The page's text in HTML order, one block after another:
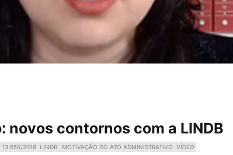
contornos com a LINDB
13.655/2018 LINDB MOTIVAÇÃO DO ATO ADMINISTRATIVO VÍDEO